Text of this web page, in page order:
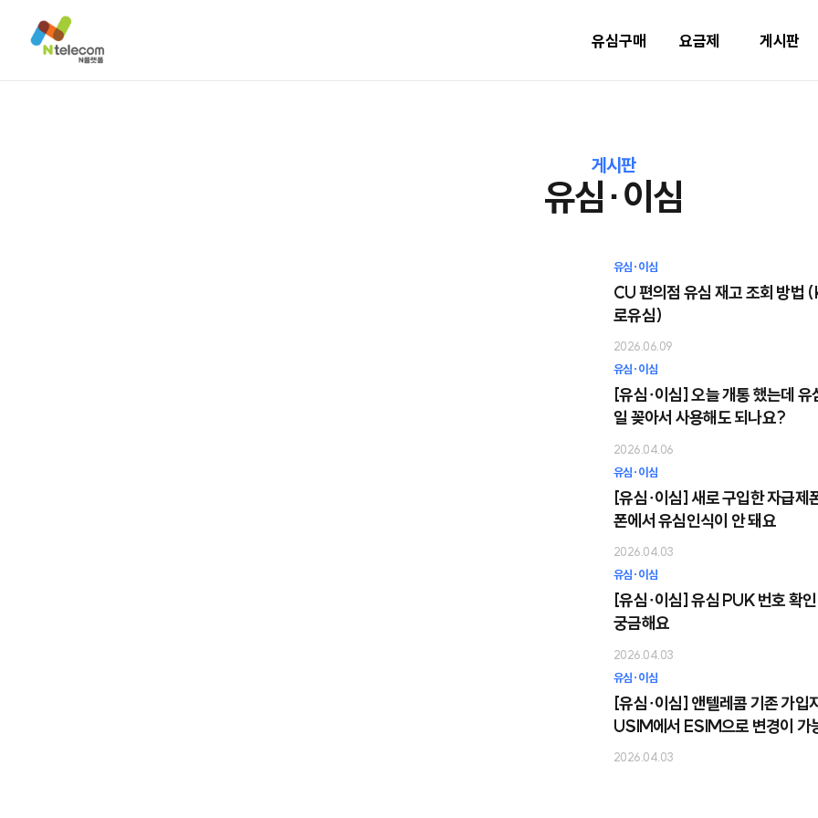
유심구매 요금제 게시판
게시판
유심∙이심
유심∙이심
CU 편의점 유심 재고 조회 방법
로유심)
2026.06.09
유심∙이심
[유심∙이심] 오늘 개통 했는데 유
일 꽂아서 사용해도 되나요?
2026.04.06
유심∙이심
[유심∙이심] 새로 구입한 자급제
폰에서 유심인식이 안 돼요
2026.04.03
유심∙이심
[유심∙이심] 유심 PUK 번호 확인
궁금해요
2026.04.03
유심∙이심
[유심∙이심] 앤텔레콤 기존 가입
USIM에서 ESIM으로 변경이 가
요?
2026.04.03